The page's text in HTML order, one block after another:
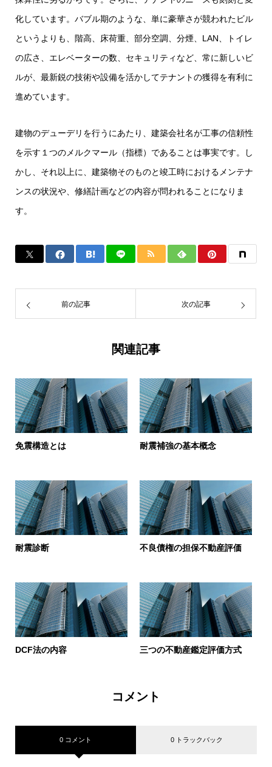
化しています。バブル期のような、単に豪華さが競われたビル
というよりも、階高、床荷重、部分空調、分煙、LAN、トイレ
の広さ、エレベーターの数、セキュリティなど、常に新しいビ
ルが、最新鋭の技術や設備を活かしてテナントの獲得を有利に
進めています。
建物のデューデリを行うにあたり、建築会社名が工事の信頼性
を示す１つのメルクマール（指標）であることは事実です。し
かし、それ以上に、建築物そのものと竣工時におけるメンテナ
ンスの状況や、修繕計画などの内容が問われることになりま
す。
前の記事 次の記事
関連記事
免震構造とは 耐震補強の基本概念
耐震診断 不良債権の担保不動産評価
DCF法の内容 三つの不動産鑑定評価方式
コメント
0 コメント 0 トラックバック